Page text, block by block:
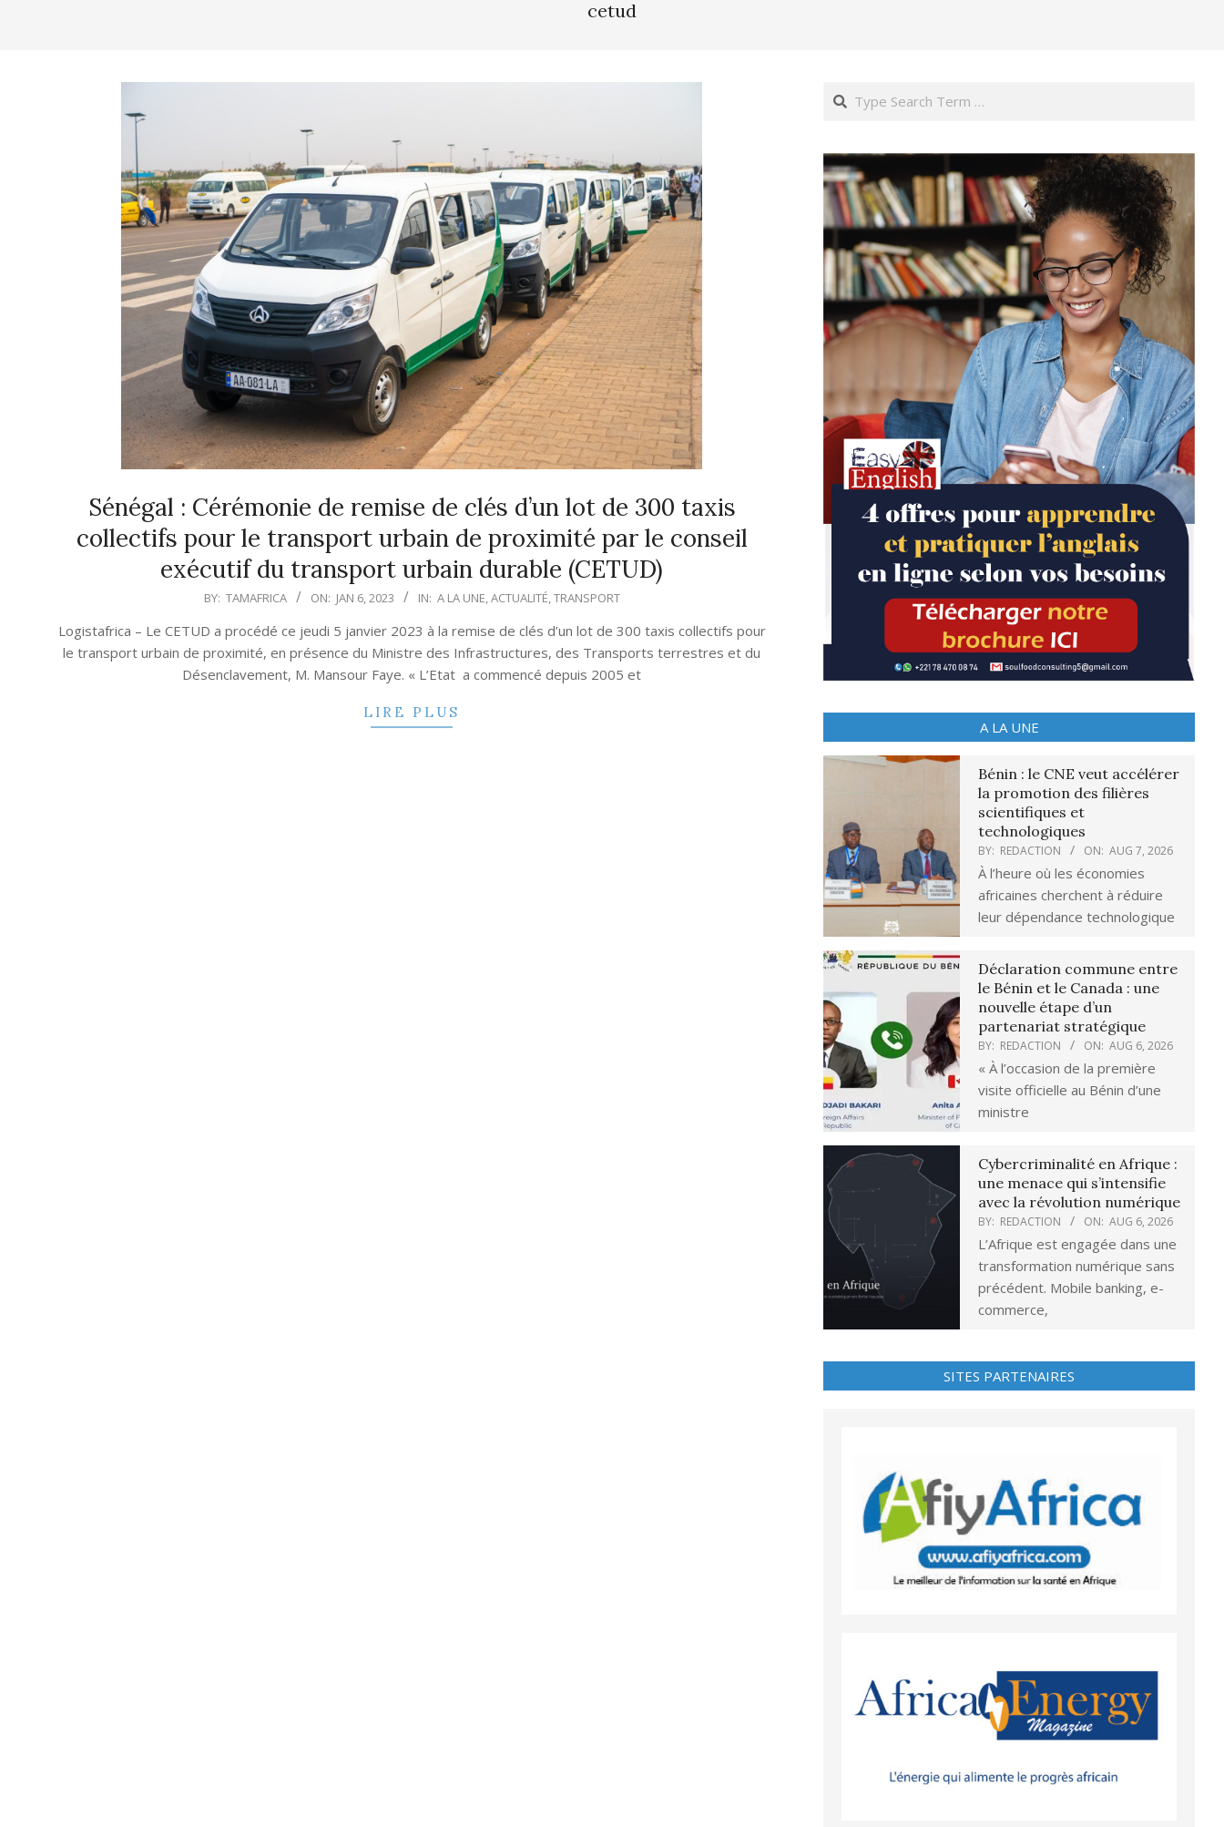
cetud
Sénégal : Cérémonie de remise de clés d’un lot de 300 taxis
collectifs pour le transport urbain de proximité par le conseil
exécutif du transport urbain durable (CETUD)
06
BY: TAMAFRICA ON: JAN 6, 2023 IN: A LA UNE,ACTUALITÉ,TRANSPORT
Logistafrica – Le CETUD a procédé ce jeudi 5 janvier 2023 à la remise de clés d’un lot de 300 taxis collectifs pour
le transport urbain de proximité, en présence du Ministre des Infrastructures, des Transports terrestres et du
Désenclavement, M. Mansour Faye. « L’Etat a commencé depuis 2005 et
LIRE PLUS
Search
A LA UNE
Bénin : le CNE veut accélérer
la promotion des filières
scientifiques et
technologiques
BY: REDACTION ON: AUG 7, 2026
À l’heure où les économies
africaines cherchent à réduire
leur dépendance technologique
Déclaration commune entre
le Bénin et le Canada : une
nouvelle étape d’un
partenariat stratégique
BY: REDACTION ON: AUG 6, 2026
« À l’occasion de la première
visite officielle au Bénin d’une
ministre
Cybercriminalité en Afrique :
une menace qui s’intensifie
avec la révolution numérique
BY: REDACTION ON: AUG 6, 2026
L’Afrique est engagée dans une
transformation numérique sans
précédent. Mobile banking, e-
commerce,
SITES PARTENAIRES